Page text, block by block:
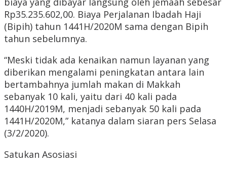
Rp35.235.602,00. Biaya Perjalanan Ibadah Haji
(Bipih) tahun 1441H/2020M sama dengan Bipih
tahun sebelumnya.
“Meski tidak ada kenaikan namun layanan yang
diberikan mengalami peningkatan antara lain
bertambahnya jumlah makan di Makkah
sebanyak 10 kali, yaitu dari 40 kali pada
1440H/2019M, menjadi sebanyak 50 kali pada
1441H/2020M,” katanya dalam siaran pers Selasa
(3/2/2020).
Satukan Asosiasi